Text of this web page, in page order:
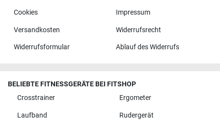
Cookies Impressum
Versandkosten Widerrufsrecht
Widerrufsformular Ablauf des Widerrufs
BELIEBTE FITNESSGERÄTE BEI FITSHOP
Crosstrainer
Ergometer
Laufband Rudergerät